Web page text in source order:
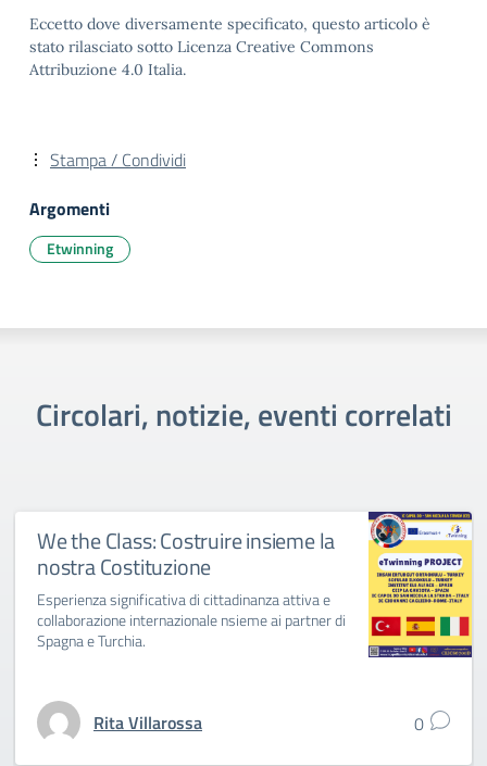
Eccetto dove diversamente specificato, questo articolo è
stato rilasciato sotto Licenza Creative Commons
Attribuzione 4.0 Italia.
Stampa / Condividi
Argomenti
Etwinning
Circolari, notizie, eventi correlati
We the Class: Costruire insieme la
nostra Costituzione
Esperienza significativa di cittadinanza attiva e
collaborazione internazionale nsieme ai partner di
Spagna e Turchia.
Rita Villarossa 0